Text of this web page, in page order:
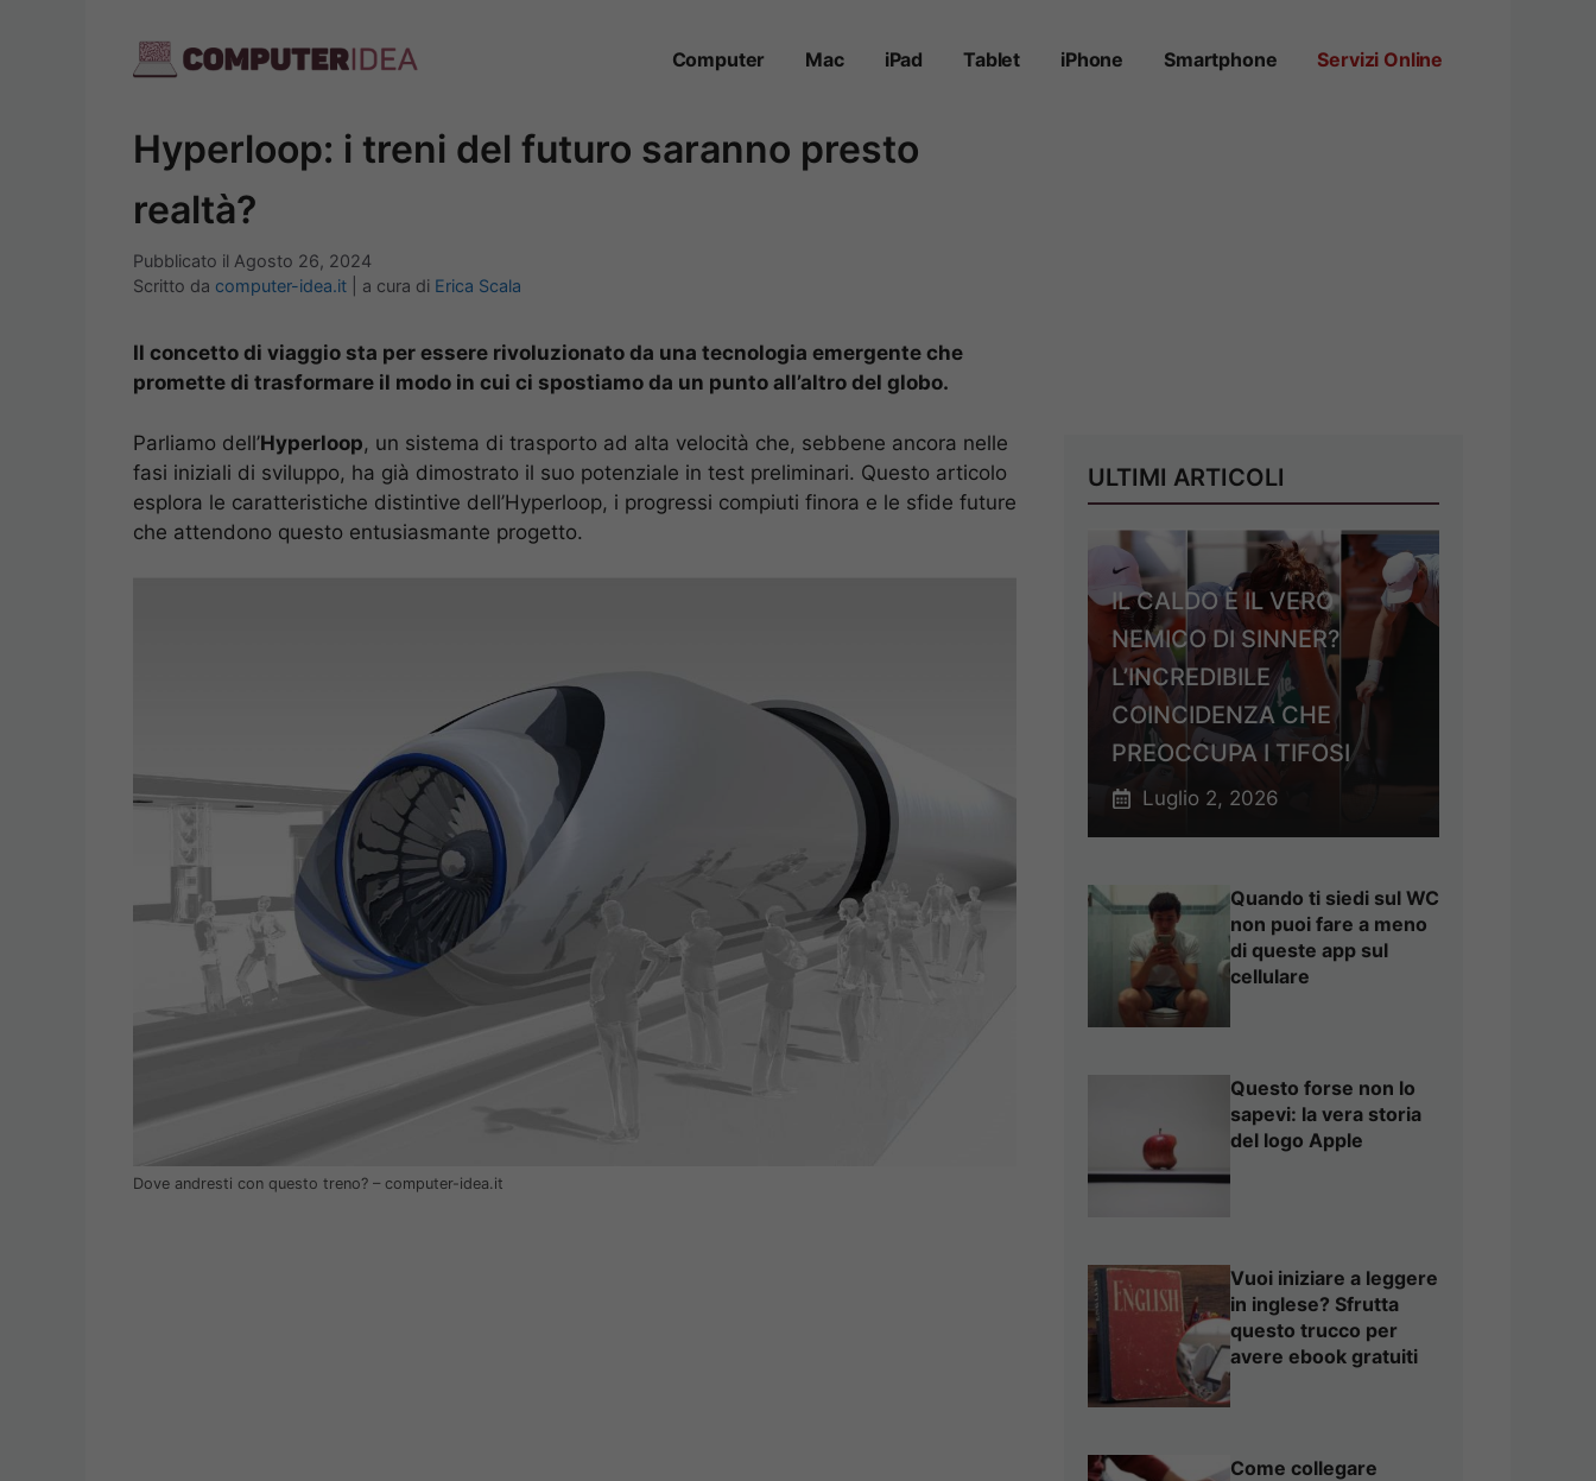
Computer Mac iPad Tablet iPhone Smartphone Servizi Online
Hyperloop: i treni del futuro saranno presto
realtà?
Pubblicato il Agosto 26, 2024
Scritto da computer-idea.it a cura di Erica Scala
Il concetto di viaggio sta per essere rivoluzionato da una tecnologia emergente che
promette di trasformare il modo in cui ci spostiamo da un punto all’altro del globo.
Parliamo dell’Hyperloop, un sistema di trasporto ad alta velocità che, sebbene ancora nelle
fasi iniziali di sviluppo, ha già dimostrato il suo potenziale in test preliminari. Questo articolo
esplora le caratteristiche distintive dell’Hyperloop, i progressi compiuti finora e le sfide future
che attendono questo entusiasmante progetto.
Dove andresti con questo treno? – computer-idea.it
ULTIMI ARTICOLI
IL CALDO È IL VERO
NEMICO DI SINNER?
L’INCREDIBILE
COINCIDENZA CHE
PREOCCUPA I TIFOSI
Luglio 2, 2026
Quando ti siedi sul WC
non puoi fare a meno
di queste app sul
cellulare
Questo forse non lo
sapevi: la vera storia
del logo Apple
Vuoi iniziare a leggere
in inglese? Sfrutta
questo trucco per
avere ebook gratuiti
Come collegare